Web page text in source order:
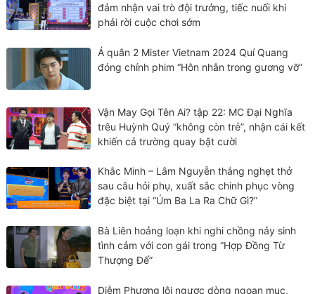
đảm nhận vai trò đội trưởng, tiếc nuối khi
phải rời cuộc chơi sớm
Á quân 2 Mister Vietnam 2024 Quí Quang
đóng chính phim “Hôn nhân trong gương vỡ”
Vận May Gọi Tên Ai? tập 22: MC Đại Nghĩa
trêu Huỳnh Quý “không còn trẻ”, nhận cái kết
khiến cả trường quay bật cười
Khắc Minh – Lâm Nguyễn thắng nghẹt thở
sau câu hỏi phụ, xuất sắc chinh phục vòng
đặc biệt tại “Úm Ba La Ra Chữ Gì?”
Bà Liên hoảng loạn khi nghi chồng nảy sinh
tình cảm với con gái trong “Hợp Đồng Từ
Thượng Đế”
Diễm Phương lội ngược dòng ngoạn mục,